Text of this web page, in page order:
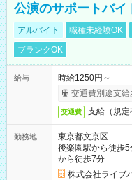
公演のサポートバイ
アルバイト 職種未経験OK
ブランクOK
給与
時給1250円～
交通費別途支給
交通費 支給（規定
勤務地
東京都文京区
後楽園駅から徒歩5
から徒歩7分
株式会社ライブ